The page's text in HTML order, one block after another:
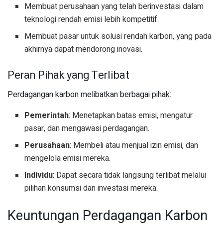
Membuat perusahaan yang telah berinvestasi dalam
teknologi rendah emisi lebih kompetitif.
Membuat pasar untuk solusi rendah karbon, yang pada
akhirnya dapat mendorong inovasi.
Peran Pihak yang Terlibat
Perdagangan karbon melibatkan berbagai pihak:
Pemerintah: Menetapkan batas emisi, mengatur
pasar, dan mengawasi perdagangan.
Perusahaan: Membeli atau menjual izin emisi, dan
mengelola emisi mereka.
Individu: Dapat secara tidak langsung terlibat melalui
pilihan konsumsi dan investasi mereka.
Keuntungan Perdagangan Karbon